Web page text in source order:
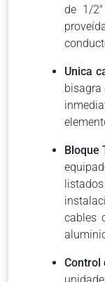
de 1/
Unica
bisagra
Bloque
cables
Control